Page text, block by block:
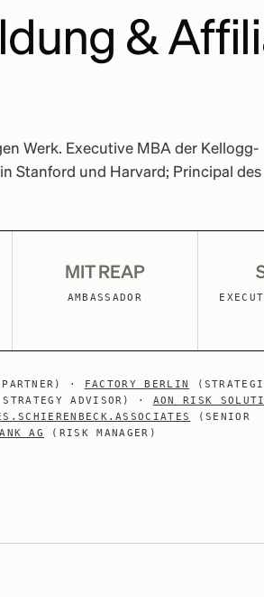
&
Werk. Executive MBA der Kellogg-
Stanford und Harvard; Principal des
MIT REAP
AMBASSADOR
· FACTORY BERLIN
ADVISOR) · AON RISK
(SENIOR
AG (RISK MANAGER)